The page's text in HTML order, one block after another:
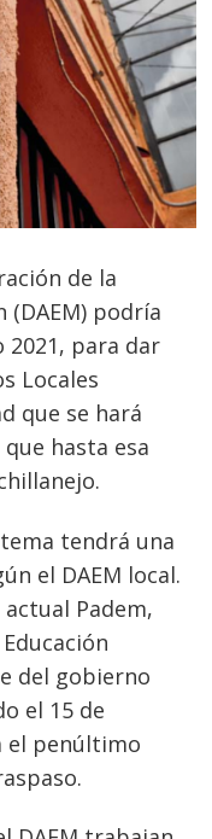
de la
(DAEM) podría
2021, para dar
Locales
que se hará
hasta esa
tendrá una
el DAEM local.
Padem,
del gobierno
el 15 de
el penúltimo